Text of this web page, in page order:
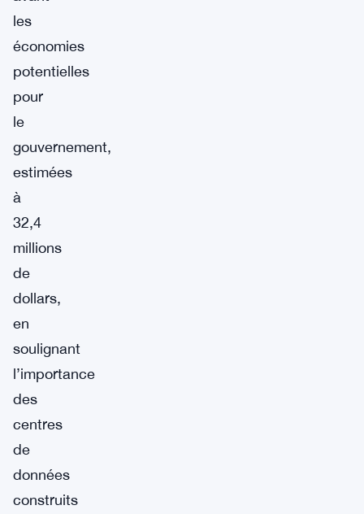
les
économies
potentielles
pour
le
gouvernement,
estimées
à
32,4
millions
de
dollars,
en
soulignant
l’importance
des
centres
de
données
construits